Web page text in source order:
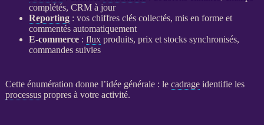
complétés, CRMà jour
Reporting: vos chiffres clés collectés, mis en forme et
commentés automatiquement
E-commerce: fluxproduits, prix et stocks synchronisés,
commandes suivies
Cette énumération donne l’idée générale : le cadrageidentifie les
processuspropres à votre activité.